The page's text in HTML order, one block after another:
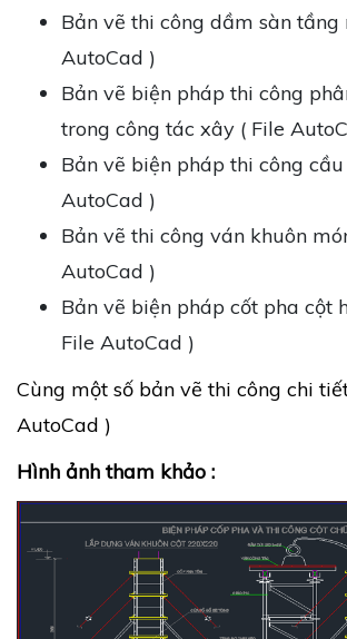
Bản vẽ thi công dầm sàn tầng
AutoCad )
Bản vẽ biện pháp thi công
trong công tác xây ( File
Bản vẽ biện pháp thi công
AutoCad )
Bản vẽ thi công ván khuôn
AutoCad )
Bản vẽ biện pháp cốt pha cột
File AutoCad )
Cùng một số bản vẽ thi công chi
AutoCad )
Hình ảnh tham khảo :